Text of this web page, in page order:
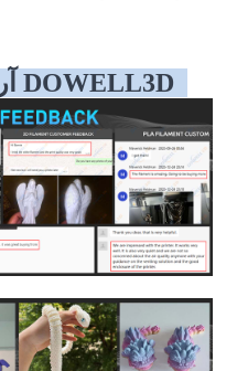
آراء العملاء حول خيوط DOWELL3D